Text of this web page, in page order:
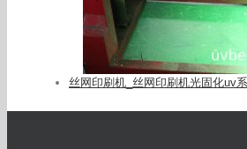
丝网印刷机_丝网印刷机光固化uv